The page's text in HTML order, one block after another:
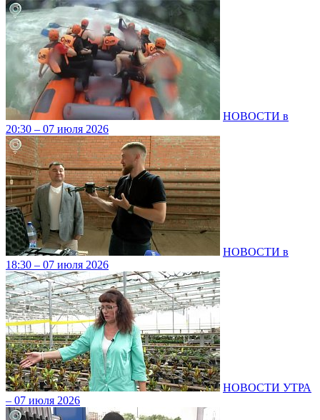
НОВОСТИ в
20:30 – 07 июля 2026
НОВОСТИ в
18:30 – 07 июля 2026
НОВОСТИ УТРА
– 07 июля 2026